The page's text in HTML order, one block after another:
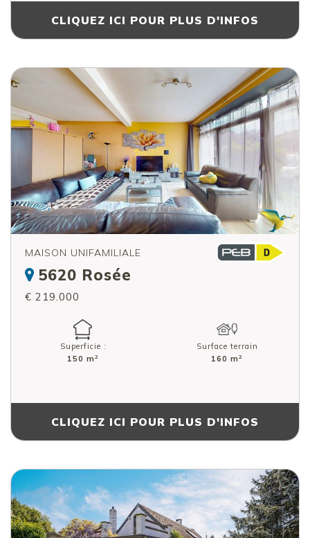
CLIQUEZ ICI POUR PLUS D'INFOS
MAISON UNIFAMILIALE
5620 Rosée
€ 219.000
Superficie :
150 m 2
Surface terrain
160 m 2
CLIQUEZ ICI POUR PLUS D'INFOS